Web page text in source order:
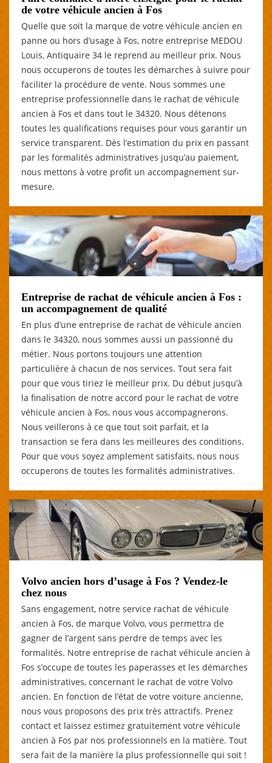
de votre véhicule ancien à Fos
Quelle que soit la marque de votre véhicule ancien en
panne ou hors d’usage à Fos, notre entreprise MEDOU
Louis, Antiquaire 34 le reprend au meilleur prix. Nous
nous occuperons de toutes les démarches à suivre pour
faciliter la procédure de vente. Nous sommes une
entreprise professionnelle dans le rachat de véhicule
ancien à Fos et dans tout le 34320. Nous détenons
toutes les qualifications requises pour vous garantir un
service transparent. Dès l’estimation du prix en passant
par les formalités administratives jusqu’au paiement,
nous mettons à votre profit un accompagnement sur-
mesure.
Entreprise de rachat de véhicule ancien à Fos :
un accompagnement de qualité
En plus d’une entreprise de rachat de véhicule ancien
dans le 34320, nous sommes aussi un passionné du
métier. Nous portons toujours une attention
particulière à chacun de nos services. Tout sera fait
pour que vous tiriez le meilleur prix. Du début jusqu’à
la finalisation de notre accord pour le rachat de votre
véhicule ancien à Fos, nous vous accompagnerons.
Nous veillerons à ce que tout soit parfait, et la
transaction se fera dans les meilleures des conditions.
Pour que vous soyez amplement satisfaits, nous nous
occuperons de toutes les formalités administratives.
Volvo ancien hors d’usage à Fos ? Vendez-le
chez nous
Sans engagement, notre service rachat de véhicule
ancien à Fos, de marque Volvo, vous permettra de
gagner de l’argent sans perdre de temps avec les
formalités. Notre entreprise de rachat véhicule ancien à
Fos s’occupe de toutes les paperasses et les démarches
administratives, concernant le rachat de votre Volvo
ancien. En fonction de l’état de votre voiture ancienne,
nous vous proposons des prix très attractifs. Prenez
contact et laissez estimez gratuitement votre véhicule
ancien à Fos par nos professionnels en la matière. Tout
sera fait de la manière la plus professionnelle qui soit !